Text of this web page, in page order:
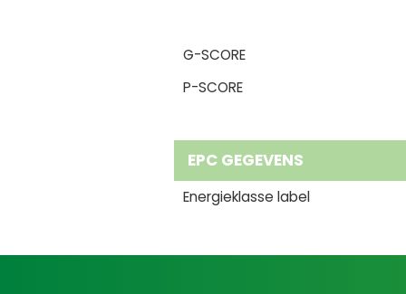
G-SCORE
P-SCORE
EPC GEGEVENS
Energieklasse label